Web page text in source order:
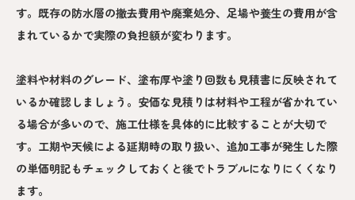
す。既存の防水層の撤去費用や廃棄処分、足場や養生の費用が含
まれているかで実際の負担額が変わります。
塗料や材料のグレード、塗布厚や塗り回数も見積書に反映されて
いるか確認しましょう。安価な見積りは材料や工程が省かれてい
る場合が多いので、施工仕様を具体的に比較することが大切で
す。工期や天候による延期時の取り扱い、追加工事が発生した際
の単価明記もチェックしておくと後でトラブルになりにくくなり
ます。